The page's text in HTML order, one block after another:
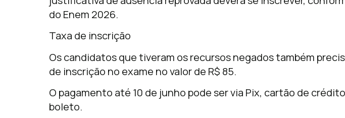
do Enem 2026.
Taxa de inscrição
Os candidatos que tiveram os recursos negados também
de inscrição no exame no valor de R$ 85.
O pagamento até 10 de junho pode ser via Pix, cartão de
boleto.